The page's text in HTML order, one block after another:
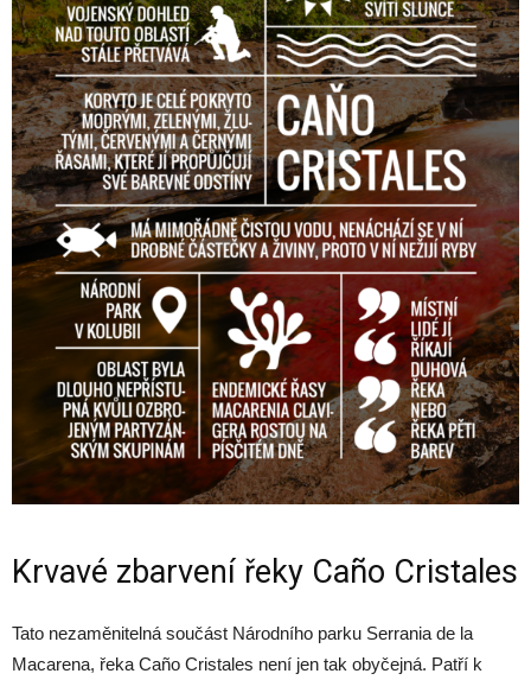
Krvavé zbarvení řeky Caño Cristales
Tato nezaměnitelná součást Národního parku Serrania de la
Macarena, řeka Caño Cristales není jen tak obyčejná. Patří k